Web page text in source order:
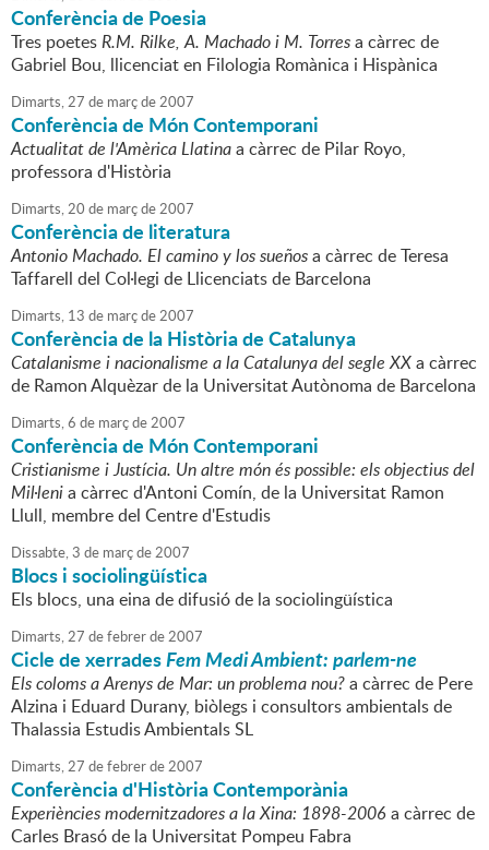
Conferència de Poesia
Tres poetesR.M. Rilke, A. Machado i M. Torresa càrrec de
Gabriel Bou, llicenciat en Filologia Romànica i Hispànica
Dimarts,27 de marçde2007
Conferència de Món Contemporani
Actualitat de l'Amèrica Llatinaa càrrec de Pilar Royo,
professora d'Història
Dimarts,20 de marçde2007
Conferència de literatura
Antonio Machado. El camino y los sueñosa càrrec de Teresa
Taffarell del Col·legi de Llicenciats de Barcelona
Dimarts, 13 de marçde2007
Conferència de la Història de Catalunya
Catalanisme i nacionalisme a la Catalunya del segle XXa càrrec
de Ramon Alquèzar de la Universitat Autònoma de Barcelona
Dimarts,6 de marçde2007
Conferència de Món Contemporani
Cristianisme i Justícia. Un altre món és possible: els objectius del
Mil·lenia càrrec d'Antoni Comín, de la Universitat Ramon
Llull, membre del Centre d'Estudis
Dissabte,3 de marçde2007
Blocs i sociolingüística
Els blocs, una eina de difusió de la sociolingüística
Dimarts,27 defebrerde2007
Cicle de xerradesFem Medi Ambient: parlem-ne
Els coloms a Arenys de Mar: un problema nou?a càrrec de Pere
Alzina i Eduard Durany, biòlegs i consultors ambientals de
Thalassia Estudis Ambientals SL
Dimarts,27 defebrerde2007
Conferència d'Història Contemporània
Experiències modernitzadores a la Xina: 1898-2006 a càrrec de
Carles Brasó de la Universitat Pompeu Fabra